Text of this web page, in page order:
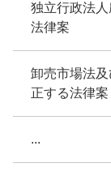
独立行政法
法律案
卸売市場法
正する法律案
...